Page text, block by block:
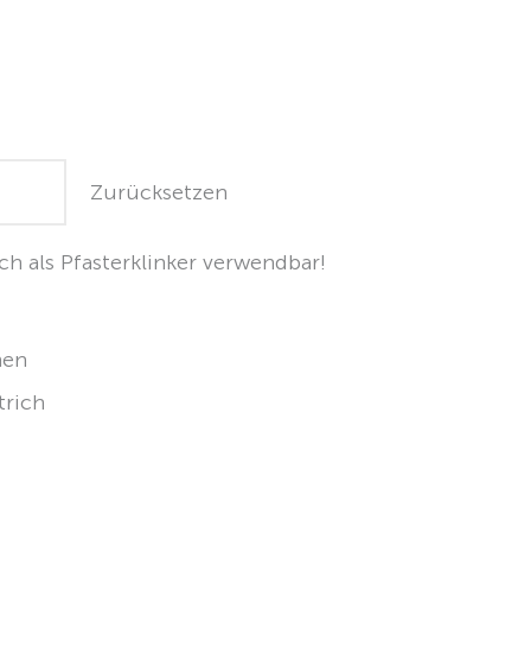
Zurücksetzen
als Pfasterklinker verwendbar!